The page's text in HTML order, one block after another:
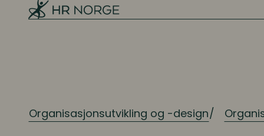
Organisasjonsutvikling og -design